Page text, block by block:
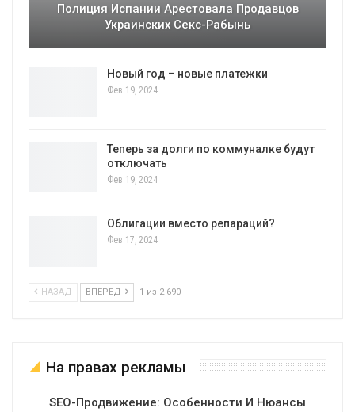
Полиция Испании Арестовала Продавцов
Украинских Секс-Рабынь
Новый год – новые платежки
Фев 19, 2024
Теперь за долги по коммуналке будут
отключать
Фев 19, 2024
Облигации вместо репараций?
Фев 17, 2024
НАЗАД ВПЕРЕД 1 из 2 690
На правах рекламы
SEO-Продвижение: Особенности И Нюансы